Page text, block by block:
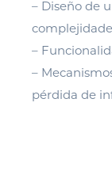
– Diseño de
–
–
pérdida de